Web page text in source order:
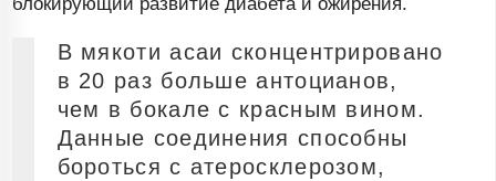
В мякоти асаи сконцентрировано
в 20 раз больше антоцианов,
чем в бокале с красным вином.
Данные соединения способны
бороться с атеросклерозом,